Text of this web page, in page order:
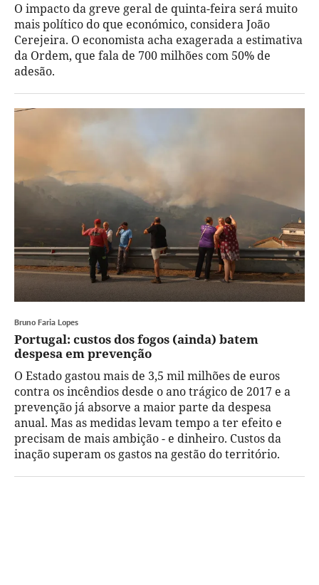
O impacto da greve geral de quinta-feira será muito
mais político do que económico, considera João
Cerejeira. O economista acha exagerada a estimativa
da Ordem, que fala de 700 milhões com 50% de
adesão.
Bruno Faria Lopes
Portugal: custos dos fogos (ainda) batem
despesa em prevenção
O Estado gastou mais de 3,5 mil milhões de euros
contra os incêndios desde o ano trágico de 2017 e a
prevenção já absorve a maior parte da despesa
anual. Mas as medidas levam tempo a ter efeito e
precisam de mais ambição - e dinheiro. Custos da
inação superam os gastos na gestão do território.